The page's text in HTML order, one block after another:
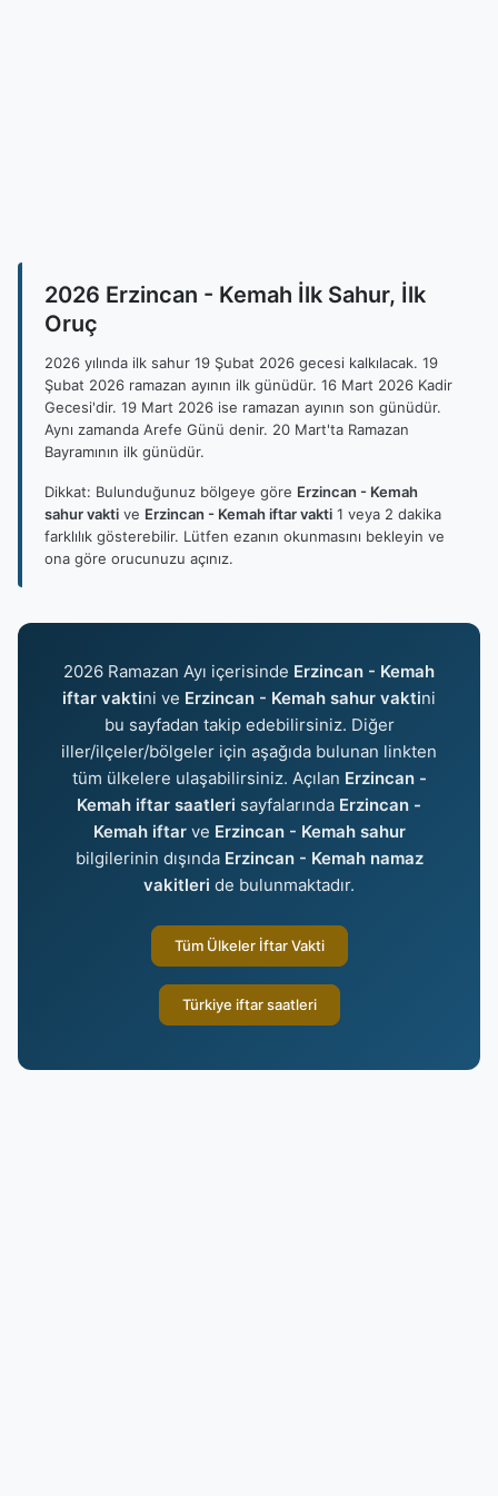
2026 Erzincan - Kemah İlk Sahur, İlk
Oruç
2026 yılında ilk sahur 19 Şubat 2026 gecesi kalkılacak. 19
Şubat 2026 ramazan ayının ilk günüdür. 16 Mart 2026 Kadir
Gecesi'dir. 19 Mart 2026 ise ramazan ayının son günüdür.
Aynı zamanda Arefe Günü denir. 20 Mart'ta Ramazan
Bayramının ilk günüdür.
Dikkat: Bulunduğunuz bölgeye göre Erzincan - Kemah
sahur vakti ve Erzincan - Kemah iftar vakti 1 veya 2 dakika
farklılık gösterebilir. Lütfen ezanın okunmasını bekleyin ve
ona göre orucunuzu açınız.
2026 Ramazan Ayı içerisinde Erzincan - Kemah
iftar vaktini ve Erzincan - Kemah sahur vaktini
bu sayfadan takip edebilirsiniz. Diğer
iller/ilçeler/bölgeler için aşağıda bulunan linkten
tüm ülkelere ulaşabilirsiniz. Açılan Erzincan -
Kemah iftar saatleri sayfalarında Erzincan -
Kemah iftarve Erzincan - Kemah sahur
bilgilerinin dışında Erzincan - Kemah namaz
vakitleri de bulunmaktadır.
Tüm Ülkeler İftar Vakti
Türkiye iftar saatleri